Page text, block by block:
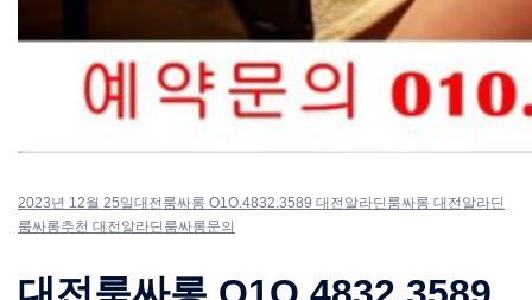
2023년 12월 25일 대전룸싸롱 O1O.4832.3589 대전알라딘룸싸롱 대전알라딘
룸싸롱추천 대전알라딘룸싸롱문의